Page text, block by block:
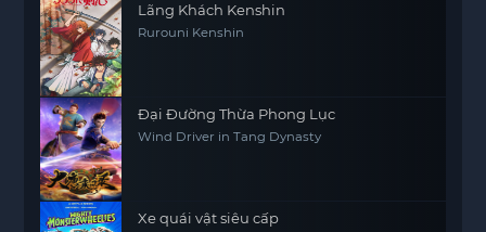
Lãng Khách Kenshin
Rurouni Kenshin
Đại Đường Thừa Phong Lục
Wind Driver in Tang Dynasty
Xe quái vật siêu cấp